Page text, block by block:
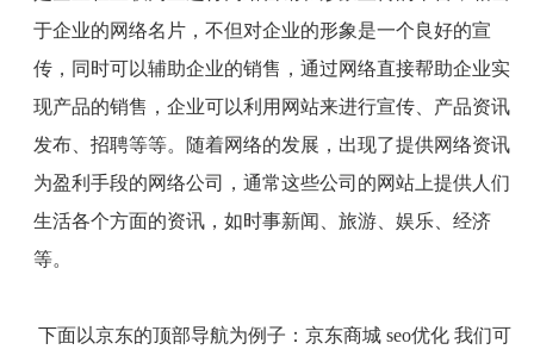
于企业的网络名片，不但对企业的形象是一个良好的宣
传，同时可以辅助企业的销售，通过网络直接帮助企业实
现产品的销售，企业可以利用网站来进行宣传、产品资讯
发布、招聘等等。随着网络的发展，出现了提供网络资讯
为盈利手段的网络公司，通常这些公司的网站上提供人们
生活各个方面的资讯，如时事新闻、旅游、娱乐、经济
等。
下面以京东的顶部导航为例子：京东商城seo优化 我们可